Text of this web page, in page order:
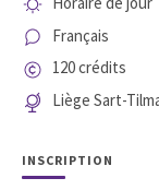
Français
120 crédits
Liège Sart-
INSCRIPTION